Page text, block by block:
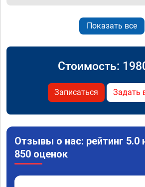
Показать все
Стоимость:
Записаться Задать
Отзывы о нас: рейтинг 5.0
850 оценок